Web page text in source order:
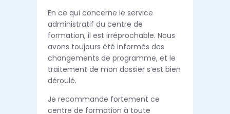
En ce qui concerne le service
administratif du centre de
formation, il est irréprochable. Nous
avons toujours été informés des
changements de programme, et le
traitement de mon dossier s’est bien
déroulé.
Je recommande fortement ce
centre de formation à toute